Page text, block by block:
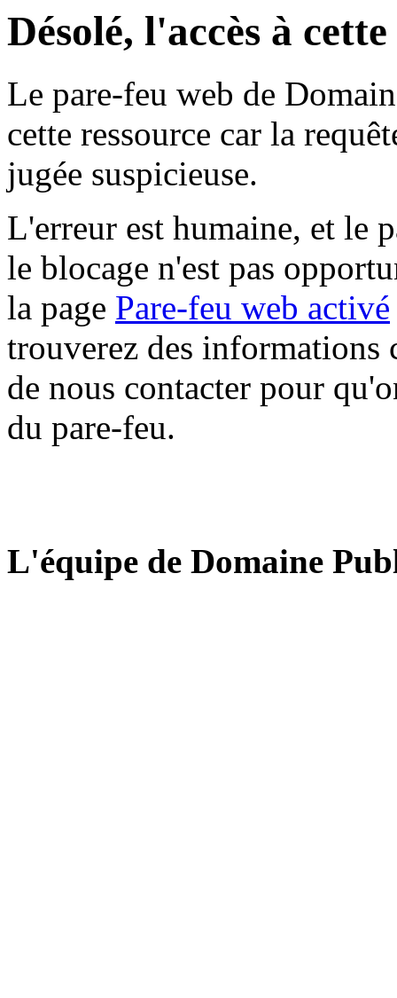
Désolé, l'accès à
Le pare-feu web de
cette ressource car la
jugée suspicieuse.
L'erreur est humaine, et le
le blocage n'est pas
la page Pare-feu web activé
trouverez des informations
de nous contacter pour
du pare-feu.
L'équipe de Domaine